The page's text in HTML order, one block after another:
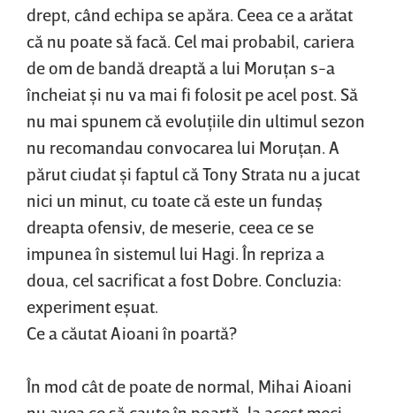
drept, când echipa se apăra. Ceea ce a arătat
că nu poate să facă. Cel mai probabil, cariera
de om de bandă dreaptă a lui Moruţan s-a
încheiat şi nu va mai fi folosit pe acel post. Să
nu mai spunem că evoluţiile din ultimul sezon
nu recomandau convocarea lui Moruţan. A
părut ciudat şi faptul că Tony Strata nu a jucat
nici un minut, cu toate că este un fundaş
dreapta ofensiv, de meserie, ceea ce se
impunea în sistemul lui Hagi. În repriza a
doua, cel sacrificat a fost Dobre. Concluzia:
experiment eşuat.
Ce a căutat Aioani în poartă?
În mod cât de poate de normal, Mihai Aioani